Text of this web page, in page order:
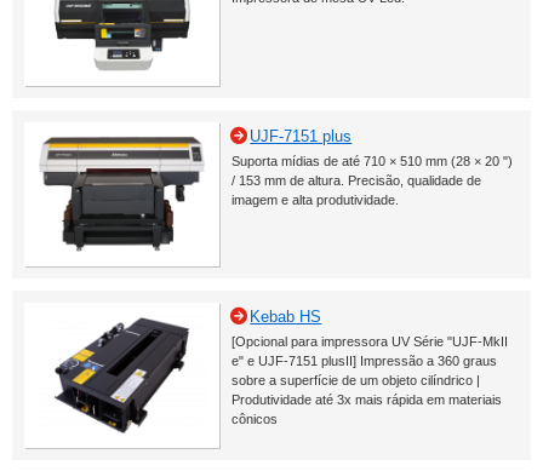
UJF-7151 plus
Suporta mídias de até 710 × 510 mm (28 × 20 ")
/ 153 mm de altura. Precisão, qualidade de
imagem e alta produtividade.
Kebab HS
[Opcional para impressora UV Série "UJF-MkII
e" e UJF-7151 plusII] Impressão a 360 graus
sobre a superfície de um objeto cilíndrico |
Produtividade até 3x mais rápida em materiais
cônicos